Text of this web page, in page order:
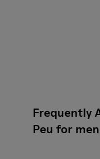
Frequently
Peu for men